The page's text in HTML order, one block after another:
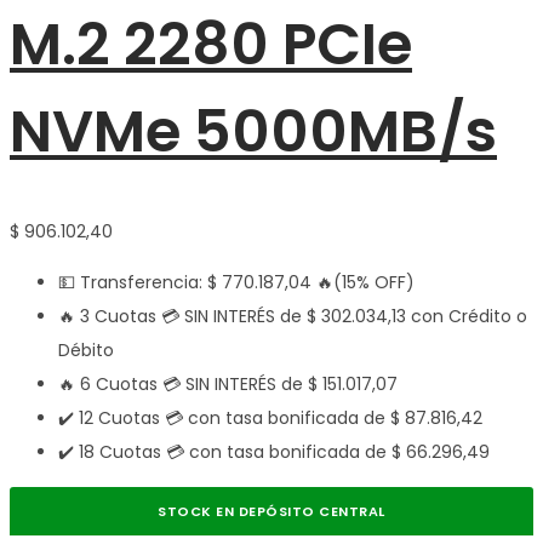
M.2 2280 PCIe
NVMe 5000MB/s
$ 906.102,40
💵 Transferencia: $ 770.187,04 🔥(15% OFF)
🔥 3 Cuotas 💳 SIN INTERÉS de $ 302.034,13 con Crédito o
Débito
🔥 6 Cuotas 💳 SIN INTERÉS de $ 151.017,07
✔️ 12 Cuotas 💳 con tasa bonificada de $ 87.816,42
✔️ 18 Cuotas 💳 con tasa bonificada de $ 66.296,49
STOCK EN DEPÓSITO CENTRAL